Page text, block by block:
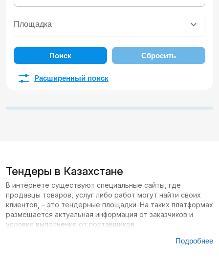
Поиск Сбросить
Расширенный поиск
Тендеры в Казахстане
В интернете существуют специальные сайты, где
продавцы товаров, услуг либо работ могут найти своих
клиентов, – это тендерные площадки. На таких платформах
размещается актуальная информация от заказчиков и
условия выполнения от поставщиков.
Подробнее